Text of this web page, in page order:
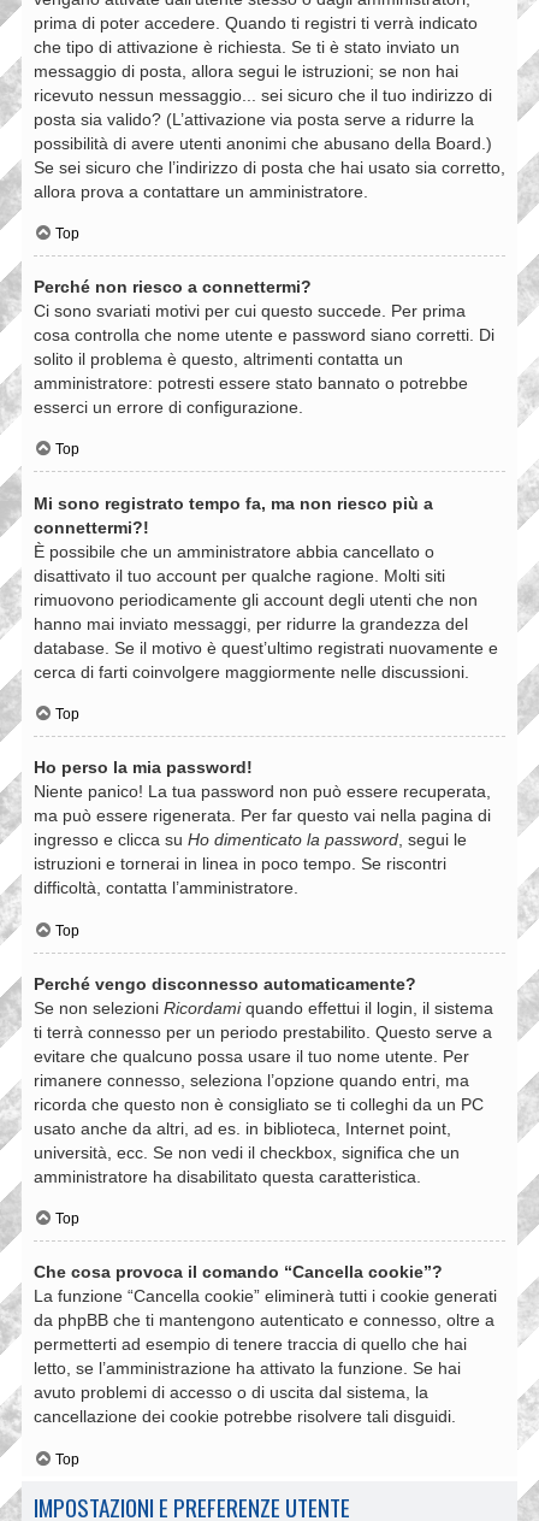
prima di poter accedere. Quando ti registri ti verrà indicato
che tipo di attivazione è richiesta. Se ti è stato inviato un
messaggio di posta, allora segui le istruzioni; se non hai
ricevuto nessun messaggio... sei sicuro che il tuo indirizzo di
posta sia valido? (L’attivazione via posta serve a ridurre la
possibilità di avere utenti anonimi che abusano della Board.)
Se sei sicuro che l’indirizzo di posta che hai usato sia corretto,
allora prova a contattare un amministratore.
Top
Perché non riesco a connettermi?
Ci sono svariati motivi per cui questo succede. Per prima
cosa controlla che nome utente e password siano corretti. Di
solito il problema è questo, altrimenti contatta un
amministratore: potresti essere stato bannato o potrebbe
esserci un errore di configurazione.
Top
Mi sono registrato tempo fa, ma non riesco più a
connettermi?!
È possibile che un amministratore abbia cancellato o
disattivato il tuo account per qualche ragione. Molti siti
rimuovono periodicamente gli account degli utenti che non
hanno mai inviato messaggi, per ridurre la grandezza del
database. Se il motivo è quest’ultimo registrati nuovamente e
cerca di farti coinvolgere maggiormente nelle discussioni.
Top
Ho perso la mia password!
Niente panico! La tua password non può essere recuperata,
ma può essere rigenerata. Per far questo vai nella pagina di
ingresso e clicca su Ho dimenticato la password, segui le
istruzioni e tornerai in linea in poco tempo. Se riscontri
difficoltà, contatta l’amministratore.
Top
Perché vengo disconnesso automaticamente?
Se non selezioni Ricordamiquando effettui il login, il sistema
ti terrà connesso per un periodo prestabilito. Questo serve a
evitare che qualcuno possa usare il tuo nome utente. Per
rimanere connesso, seleziona l’opzione quando entri, ma
ricorda che questo non è consigliato se ti colleghi da un PC
usato anche da altri, ad es. in biblioteca, Internet point,
università, ecc. Se non vedi il checkbox, significa che un
amministratore ha disabilitato questa caratteristica.
Top
Che cosa provoca il comando “Cancella cookie”?
La funzione “Cancella cookie” eliminerà tutti i cookie generati
da phpBB che ti mantengono autenticato e connesso, oltre a
permetterti ad esempio di tenere traccia di quello che hai
letto, se l’amministrazione ha attivato la funzione. Se hai
avuto problemi di accesso o di uscita dal sistema, la
cancellazione dei cookie potrebbe risolvere tali disguidi.
Top
IMPOSTAZIONI E PREFERENZE UTENTE